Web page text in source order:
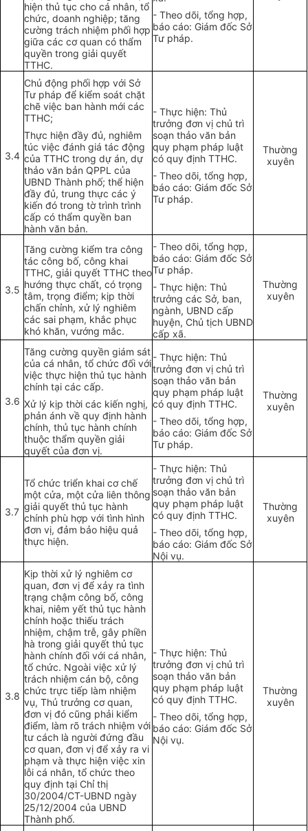
hiện thủ tục cho cá nhân, tổ
chức, doanh nghiệp; tăng
cườngtrách nhiệm phối hợp
giữa các cơ quan có thẩm
quyền trong giải quyết
TTHC.
- Theo dõi, tổng hợp,
báo cáo: Giám đốc Sở
Tư pháp.
3.4
Chủ động phối hợp với Sở
Tư pháp để kiểm soát chặt
chẽ việc ban hành mới các
TTHC;
Thực hiện đầy đủ, nghiêm
túc việc đánh giá tác động
của TTHC trong dự án, dự
thảo văn bản QPPL của
UBND Thành phố; thể hiện
đầy đủ, trung thực các ý
kiến đó trong tờ trình trình
cấp có thẩm quyền ban
hành văn bản.
- Thực hiện: Thủ
trưởng đơn vị chủ trì
soạn thảo văn bản
quy phạm pháp luật
có quy định TTHC.
- Theo dõi, tổng hợp,
báo cáo: Giám đốc Sở
Tư pháp.
Thường
xuyên
3.5
Tăng cường kiểm tra công
tác công bố, công khai
TTHC, giải quyết TTHC theo
hướng thực chất, có trọng
tâm, trọng điểm; kịp thời
chấn chỉnh, xử lý nghiêm
các sai phạm, khắc phục
khó khăn, vướng mắc.
- Theo dõi, tổng hợp,
báo cáo: Giám đốc Sở
Tư pháp.
- Thực hiện: Thủ
trưởng các Sở, ban,
ngành, UBND cấp
huyện, Chủ tịch UBND
cấp xã.
Thường
xuyên
3.6
Tăng cường quyền giám sát
của cá nhân, tổ chức đối với
việc thực hiện thủ tục hành
chính tại các cấp.
Xử lý kịp thời các kiến nghị,
phản ánh về quy định hành
chính, thủ tục hành chính
thuộc thẩm quyền giải
quyết của đơn vị.
- Thực hiện: Thủ
trưởng đơn vị chủ trì
soạn thảo văn bản
quy phạm pháp luật
có quy định TTHC.
- Theo dõi, tổng hợp,
báo cáo: Giám đốc Sở
Tư pháp.
Thường
xuyên
3.7
Tổ chức triển khai cơ chế
một cửa, một cửa liên thông
giải quyết thủ tục hành
chính phù hợp với tình hình
đơn vị, đảm bảo hiệu quả
thực hiện.
- Thực hiện: Thủ
trưởng đơn vị chủ trì
soạn thảo văn bản
quy phạm pháp luật
có quy định TTHC.
- Theo dõi, tổng hợp,
báo cáo: Giám đốc Sở
Nội vụ.
Thường
xuyên
3.8
Kịp thời xử lý nghiêm cơ
quan, đơn vị để xảy ra tình
trạng chậm công bố, công
khai, niêm yết thủ tục hành
chính hoặc thiếu trách
nhiệm, chậm trễ, gây phiền
hà trong giải quyết thủ tục
hành chính đối với cá nhân,
tổ chức. Ngoài việc xử lý
trách nhiệm cán bộ, công
chức trực tiếp làm nhiệm
vụ, Thủ trưởng cơ quan,
đơn vị đó cũng phải kiểm
điểm, làm rõ trách nhiệm với
tư cách là người đứng đầu
cơ quan, đơn vị để xảy ra vi
phạm và thực hiện việc xin
lỗi cá nhân, tổ chức theo
quy định tại Chỉ thị
30/2004/CT-UBND ngày
25/12/2004 của UBND
Thành phố.
- Thực hiện: Thủ
trưởng đơn vị chủ trì
soạn thảo văn bản
quy phạm pháp luật
có quy định TTHC.
- Theo dõi, tổng hợp,
báo cáo: Giám đốc Sở
Nội vụ.
Thường
xuyên